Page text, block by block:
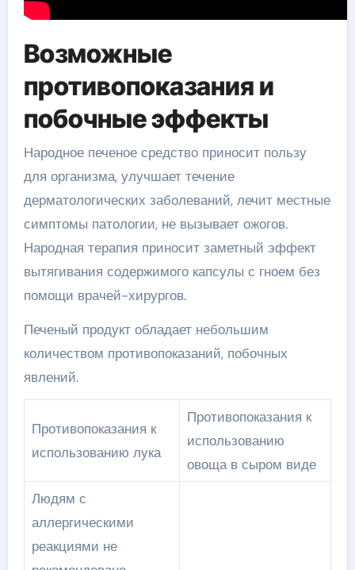
Возможные
противопоказания и
побочные эффекты
Народное печеное средство приносит пользу
для организма, улучшает течение
дерматологических заболеваний, лечит местные
симптомы патологии, не вызывает ожогов.
Народная терапия приносит заметный эффект
вытягивания содержимого капсулы с гноем без
помощи врачей-хирургов.
Печеный продукт обладает небольшим
количеством противопоказаний, побочных
явлений.
Противопоказания к
использованию лука
Противопоказания к
использованию
овоща в сыром виде
Людям с
аллергическими
реакциями не